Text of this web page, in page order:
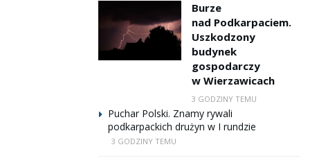
Burze
nad Podkarpaciem.
Uszkodzony
budynek
gospodarczy
w Wierzawicach
3 GODZINY TEMU
Puchar Polski. Znamy rywali
podkarpackich drużyn w I rundzie
3 GODZINY TEMU